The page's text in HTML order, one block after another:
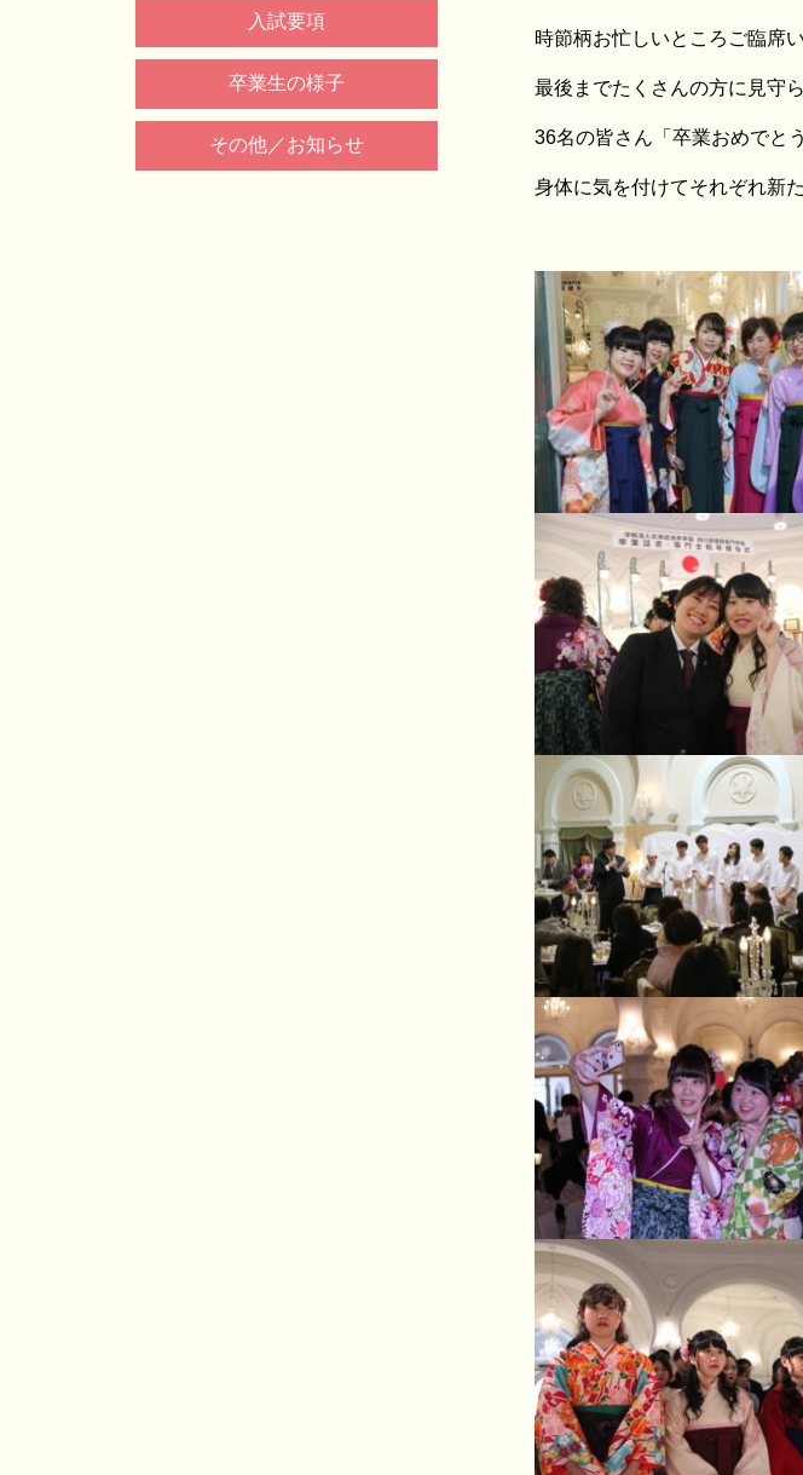
入試要項
卒業生の様子
その他／お知らせ
時節柄お忙しいところご臨席
最後までたくさんの方に見守
36名の皆さん「卒業おめでと
身体に気を付けてそれぞれ新